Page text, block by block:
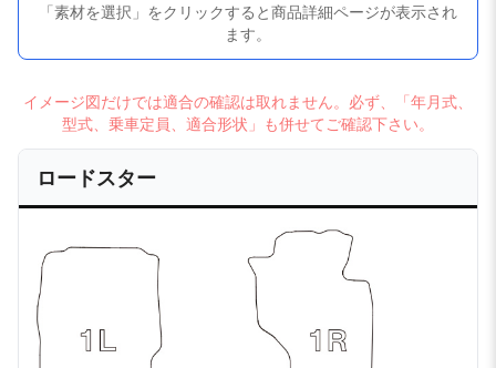
「素材を選択」をクリックすると商品詳細ページが表示され
ます。
イメージ図だけでは適合の確認は取れません。必ず、「年月式、
型式、乗車定員、適合形状」も併せてご確認下さい。
ロードスター